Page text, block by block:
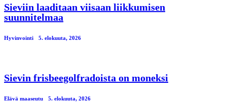
Sieviin laaditaan viisaan liikkumisen
suunnitelmaa
Hyvinvointi 5. elokuuta, 2026
Sievin frisbeegolfradoista on moneksi
Elävä maaseutu 5. elokuuta, 2026